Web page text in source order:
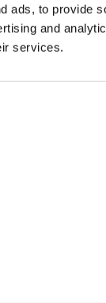
ads, to provide
and
services.